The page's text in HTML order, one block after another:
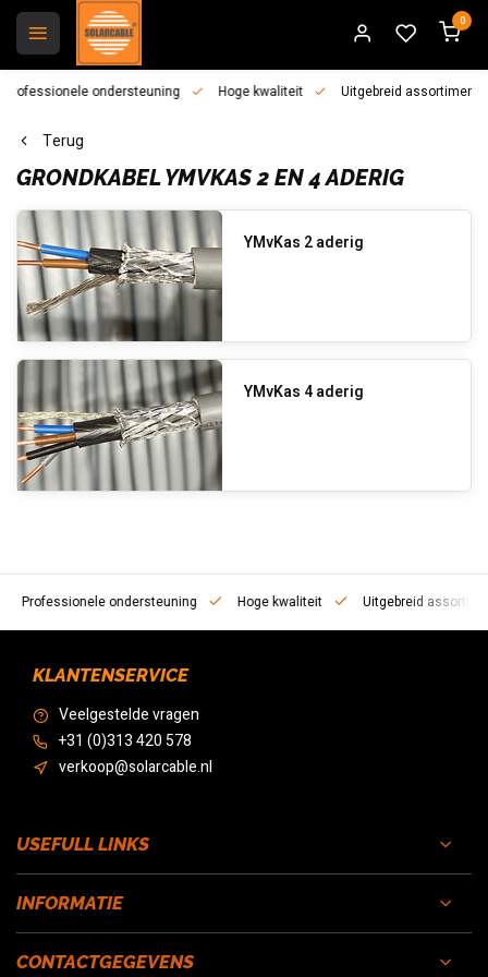
0
ondersteuning Hoge kwaliteit Uitgebreid assortiment
Terug
GRONDKABEL YMVKAS 2 EN 4 ADERIG
YMvKas 2 aderig
YMvKas 4 aderig
ondersteuning Hoge kwaliteit Uitgebreid assortiment
KLANTENSERVICE
Veelgestelde vragen
+31 (0)313 420 578
verkoop@solarcable.nl
USEFULL LINKS
INFORMATIE
CONTACTGEGEVENS